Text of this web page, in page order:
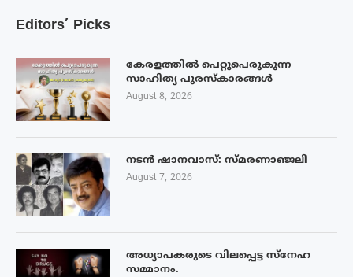
Editors’ Picks
കേരളത്തിൽ പെറ്റുപെരുകുന്ന
സാഹിത്യ പുരസ്‌കാരങ്ങൾ
August 8, 2026
നടൻ ഷാനവാസ്: സ്മരണാഞ്ജലി
August 7, 2026
അധ്യാപകരുടെ വിലപ്പെട്ട സ്നേഹ
സമ്മാനം.